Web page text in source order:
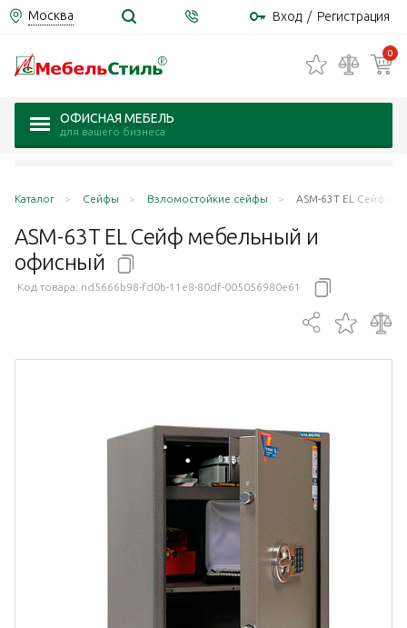
Москва Вход / Регистрация
0
ОФИСНАЯ МЕБЕЛЬ
для вашего бизнеса
Каталог Сейфы Взломостойкие сейфы ASM-63T EL Сейф
ASM-63T EL Сейф мебельный и
офисный
Код товара: nd5666b98-fd0b-11e8-80df-005056980e61